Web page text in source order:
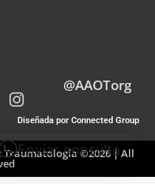
@AAOTorg
Diseñada por Connected Group
Traumatología ©2026 | All
Enviar consulta